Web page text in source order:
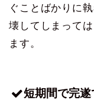
ぐことばかりに
壊してしまって
ます。
短期間で完